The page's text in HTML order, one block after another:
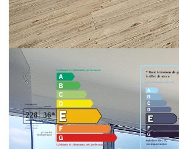
Nos honoraires Nous contacter
Diagnostics énergétiques